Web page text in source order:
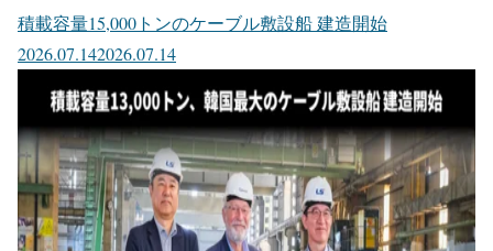
積載容量15,000トンのケーブル敷設船 建造開始
2026.07.142026.07.14